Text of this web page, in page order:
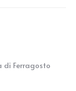
Ferragosto